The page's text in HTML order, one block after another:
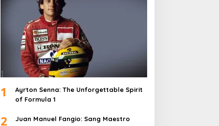
1
Ayrton Senna: The Unforgettable Spirit
of Formula 1
2
Juan Manuel Fangio: Sang Maestro